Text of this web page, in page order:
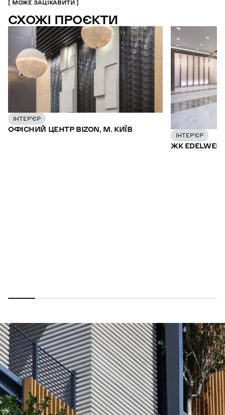
МОЖЕ ЗАЦІКАВИТИ
СХОЖІ ПРОЄКТИ
ІНТЕР’ЄР
ОФІСНИЙ ЦЕНТР BIZON, М. КИЇВ
ІНТЕР’ЄР
ЖК